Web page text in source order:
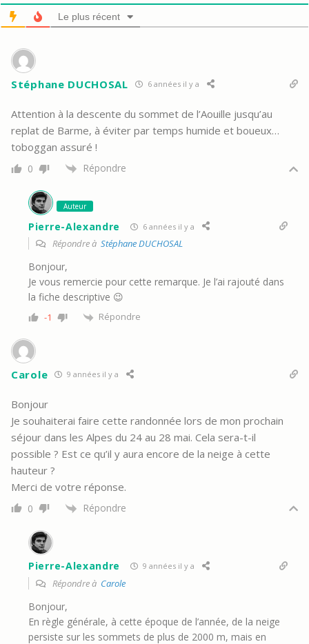
Le plus récent
Stéphane DUCHOSAL 6 années il y a
Attention à la descente du sommet de l’Aouille jusqu’au
replat de Barme, à éviter par temps humide et boueux…
toboggan assuré !
0 Répondre
Auteur
Pierre-Alexandre 6 années il y a
Répondre à Stéphane DUCHOSAL
Bonjour,
Je vous remercie pour cette remarque. Je l’ai rajouté dans
la fiche descriptive 😉
-1 Répondre
Carole 9 années il y a
Bonjour
Je souhaiterai faire cette randonnée lors de mon prochain
séjour dans les Alpes du 24 au 28 mai. Cela sera-t-il
possible ? Est ce qu’il y aura encore de la neige à cette
hauteur ?
Merci de votre réponse.
0 Répondre
Pierre-Alexandre 9 années il y a
Répondre à Carole
Bonjour,
En règle générale, à cette époque de l’année, de la neige
persiste sur les sommets de plus de 2000 m, mais en